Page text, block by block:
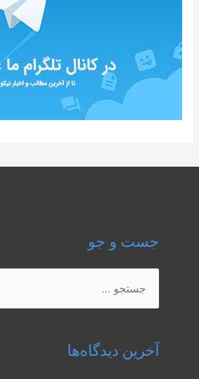
جست و جو
برای:
آخرین دیدگاه‌ها